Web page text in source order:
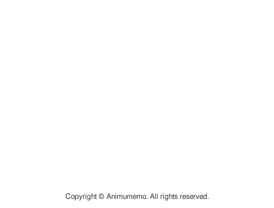
Copyright © Animumemo. All rights reserved.